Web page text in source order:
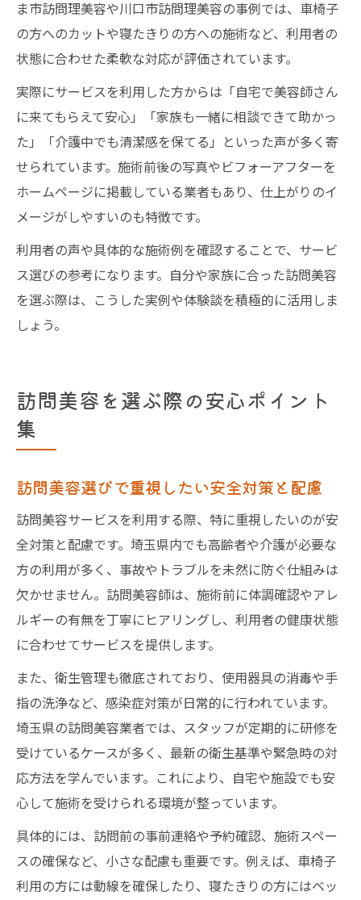
ま市訪問理美容や川口市訪問理美容の事例では、車椅子
の方へのカットや寝たきりの方への施術など、利用者の
状態に合わせた柔軟な対応が評価されています。
実際にサービスを利用した方からは「自宅で美容師さん
に来てもらえて安心」「家族も一緒に相談できて助かっ
た」「介護中でも清潔感を保てる」といった声が多く寄
せられています。施術前後の写真やビフォーアフターを
ホームページに掲載している業者もあり、仕上がりのイ
メージがしやすいのも特徴です。
利用者の声や具体的な施術例を確認することで、サービ
ス選びの参考になります。自分や家族に合った訪問美容
を選ぶ際は、こうした実例や体験談を積極的に活用しま
しょう。
訪問美容を選ぶ際の安心ポイント
集
訪問美容選びで重視したい安全対策と配慮
訪問美容サービスを利用する際、特に重視したいのが安
全対策と配慮です。埼玉県内でも高齢者や介護が必要な
方の利用が多く、事故やトラブルを未然に防ぐ仕組みは
欠かせません。訪問美容師は、施術前に体調確認やアレ
ルギーの有無を丁寧にヒアリングし、利用者の健康状態
に合わせてサービスを提供します。
また、衛生管理も徹底されており、使用器具の消毒や手
指の洗浄など、感染症対策が日常的に行われています。
埼玉県の訪問美容業者では、スタッフが定期的に研修を
受けているケースが多く、最新の衛生基準や緊急時の対
応方法を学んでいます。これにより、自宅や施設でも安
心して施術を受けられる環境が整っています。
具体的には、訪問前の事前連絡や予約確認、施術スペー
スの確保など、小さな配慮も重要です。例えば、車椅子
利用の方には動線を確保したり、寝たきりの方にはベッ